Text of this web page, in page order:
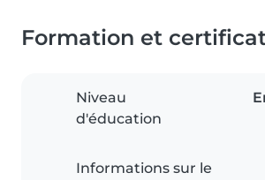
Formation et
Niveau
d'éducation
Informations sur le